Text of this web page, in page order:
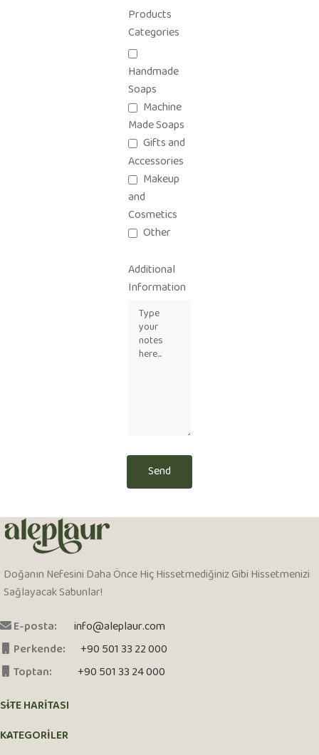
Products
Categories
Handmade
Soaps
Machine
Made Soaps
Gifts and
Accessories
Makeup
and
Cosmetics
Other
Additional
Information
Send
Doğanın Nefesini Daha Önce Hiç Hissetmediğiniz Gibi Hissetmenizi
Sağlayacak Sabunlar!
E-posta:
info@aleplaur.com
Perkende:
+90 501 33 22 000
Toptan:
+90 501 33 24 000
SITE HARITASI
KATEGORİLER